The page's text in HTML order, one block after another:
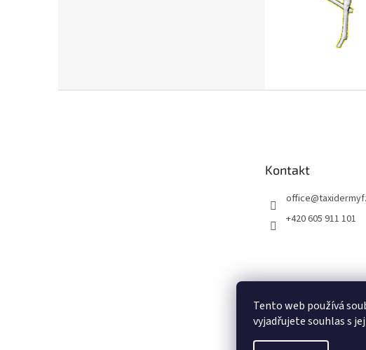
Tento web používá
vyjadřujete souhlas s
Kontakt
office@
+420 605 911 101